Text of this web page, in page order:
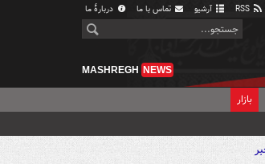
آرشیو تماس با ما دربارهٔ ما
MASHREGH NEWS
بازار